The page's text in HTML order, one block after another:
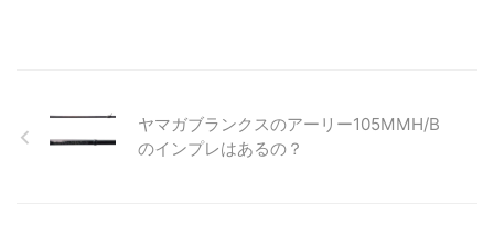
ヤマガブランクスのアーリー105MMH/B
のインプレはあるの？